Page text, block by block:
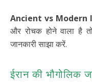
Ancient vs Modern
और रोचक होने वाला है
जानकारी साझा करें.
ईरान की भौगोलिक